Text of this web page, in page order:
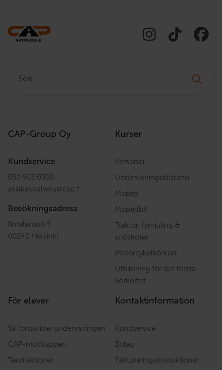
CAP-Group Oy
Kundservice
050 913 0300
asiakaspalvelu@cap.fi
Besökningsadress
Ilmalantori 4
00240 Helsinki
Kurser
Personbil
Undervisningstillstånd
Moped
Mopedbil
Traktor, fyrhjuling &
snöskoter
Motorcykelkörkort
Utbildning för det första
körkortet
För elever
Så fortskrider undervisningen
CAP-mobilappen
Teorilektioner
Kontaktinformation
Kundservice
Bolag
Faktureringsinstruktioner